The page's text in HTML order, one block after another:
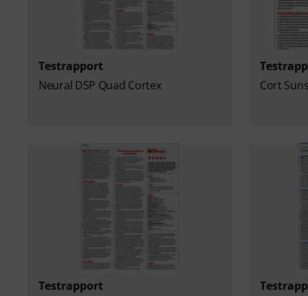
Testrapport
Neural DSP Quad Cortex
Cort
Testrapport